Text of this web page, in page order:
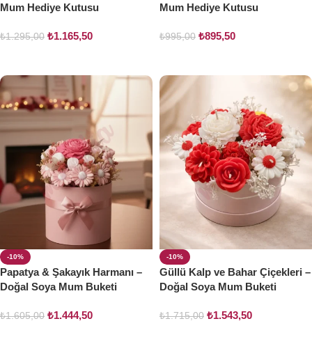
Mum Hediye Kutusu
₺1.295,00 ₺1.165,50
Mum Hediye Kutusu
₺995,00 ₺895,50
-10%
Papatya & Şakayık Harmanı –
Doğal Soya Mum Buketi
₺1.605,00 ₺1.444,50
-10%
Güllü Kalp ve Bahar Çiçekleri –
Doğal Soya Mum Buketi
₺1.715,00 ₺1.543,50